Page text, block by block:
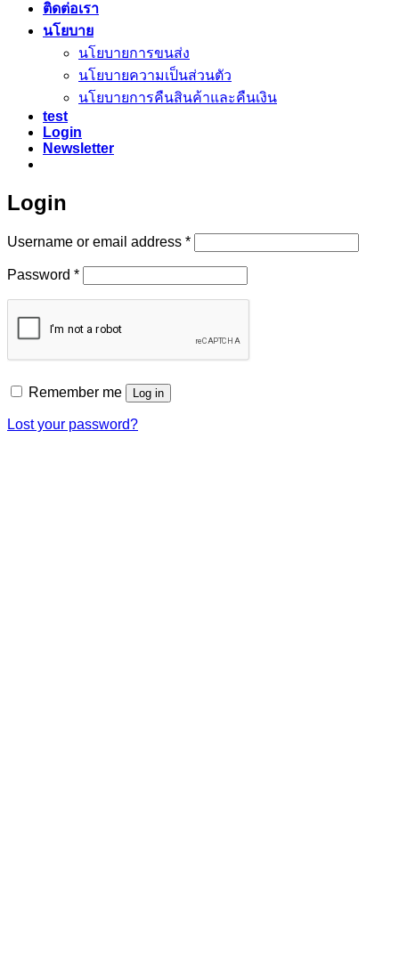
ติดต่อเรา
นโยบาย
นโยบายการขนส่ง
นโยบายความเป็นส่วนตัว
นโยบายการคืนสินค้าและคืนเงิน
test
Login
Newsletter
Login
Username or email address *Required
Password *Required
Remember me Log in
Lost your password?